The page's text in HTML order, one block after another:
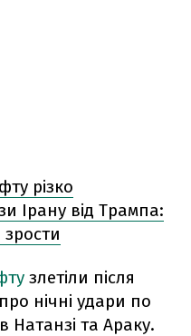
різко
Ірану від Трампа:
злетіли після
нічні удари по
Натанзі та Араку.